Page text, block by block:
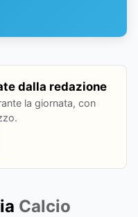
dalla redazione
la giornata, con
Calcio